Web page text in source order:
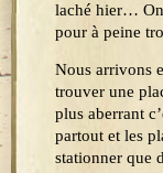
laché hier… On
pour à peine
Nous arrivons
trouver une
plus aberrant
partout et les
stationner que